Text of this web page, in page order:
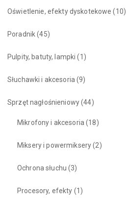
Oświetlenie, efekty dyskotekowe (10)
Poradnik(45)
Pulpity, batuty, lampki (1)
Słuchawki i akcesoria(9)
Sprzęt nagłośnieniowy(44)
Mikrofony i akcesoria(18)
Miksery i powermiksery(2)
Ochrona słuchu (3)
Procesory, efekty (1)